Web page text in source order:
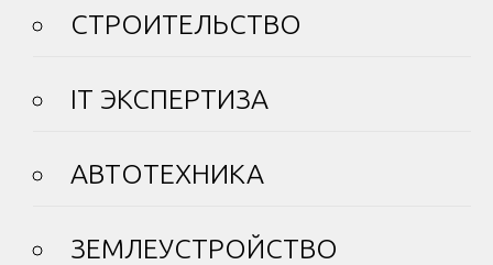
СТРОИТЕЛЬСТВО
IT ЭКСПЕРТИЗА
АВТОТЕХНИКА
ЗЕМЛЕУСТРОЙСТВО